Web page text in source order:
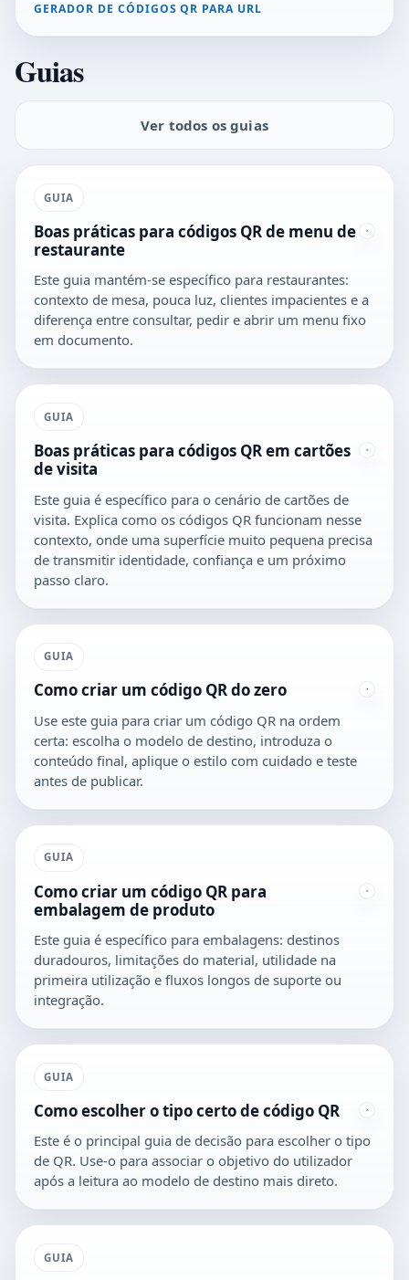
GERADOR DE CÓDIGOS QR PARA URL
Guias
Ver todos os guias
GUIA
Boas práticas para códigos QR de menu de
restaurante
Este guia mantém-se específico para restaurantes:
contexto de mesa, pouca luz, clientes impacientes e a
diferença entre consultar, pedir e abrir um menu fixo
em documento.
GUIA
Boas práticas para códigos QR em cartões
de visita
Este guia é específico para o cenário de cartões de
visita. Explica como os códigos QR funcionam nesse
contexto, onde uma superfície muito pequena precisa
de transmitir identidade, confiança e um próximo
passo claro.
GUIA
Como criar um código QR do zero
Use este guia para criar um código QR na ordem
certa: escolha o modelo de destino, introduza o
conteúdo final, aplique o estilo com cuidado e teste
antes de publicar.
GUIA
Como criar um código QR para
embalagem de produto
Este guia é específico para embalagens: destinos
duradouros, limitações do material, utilidade na
primeira utilização e fluxos longos de suporte ou
integração.
GUIA
Como escolher o tipo certo de código QR
Este é o principal guia de decisão para escolher o tipo
de QR. Use-o para associar o objetivo do utilizador
após a leitura ao modelo de destino mais direto.
GUIA